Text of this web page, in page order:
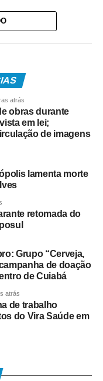
o Selo Acurácia
visa à
boas
do
em
atrás
obras durante
em lei;
de imagens
lamenta morte
retomada do
Grupo “Cerveja,
de doação
de Cuiabá
atrás
de trabalho
do Vira Saúde em